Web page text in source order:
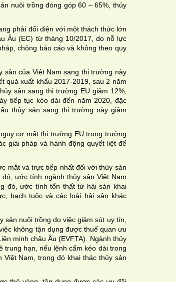
nuôi trồng đóng góp 60 – 65%, thủy
phải đối diện với một thách thức lớn
Âu (EC) từ tháng 10/2017, do nỗ lực
chông báo cáo và không theo quy
sản của Việt Nam sang thị trường này
quả xuất khẩu 2017-2019, sau 2 năm
sản sang thị trường EU giảm 12%,
tiếp tục kéo dài đến năm 2020, đặc
thủy sản sang thị trường này giảm
cơ mất thị trường EU trong trường
giải pháp và hành động quyết liệt để
mắt và trực tiếp nhất đối với thủy sản
ước tính ngành thủy sản Việt Nam
đó, ước tính tổn thất từ hải sản khai
bạch tuộc và các loài hải sản khác
sản nuôi trồng do việc giảm sút uy tín,
không tận dụng được thuế quan ưu
minh châu Âu (EVFTA). Ngành thủy
trung hạn, nếu lệnh cấm kéo dài trong
Nam, trong đó khai thác thủy sản